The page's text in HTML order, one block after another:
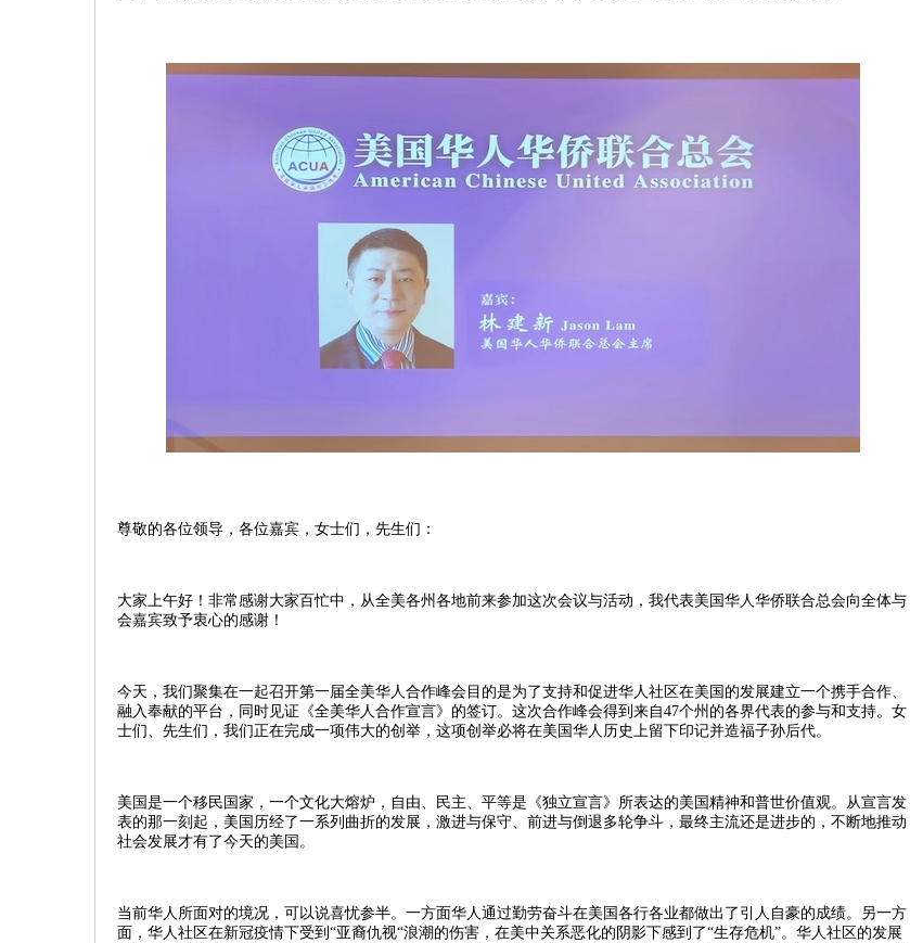
尊敬的各位领导，各位嘉宾，女士们，先生们：
大家上午好！非常感谢大家百忙中，从全美各州各地前来参加这次会议与活动，我代表美国华人华侨联合总会向全体与
会嘉宾致予衷心的感谢！
今天，我们聚集在一起召开第一届全美华人合作峰会目的是为了支持和促进华人社区在美国的发展建立一个携手合作、
融入奉献的平台，同时见证《全美华人合作宣言》的签订。这次合作峰会得到来自47个州的各界代表的参与和支持。女
士们、先生们，我们正在完成一项伟大的创举，这项创举必将在美国华人历史上留下印记并造福子孙后代。
美国是一个移民国家，一个文化大熔炉，自由、民主、平等是《独立宣言》所表达的美国精神和普世价值观。从宣言发
表的那一刻起，美国历经了一系列曲折的发展，激进与保守、前进与倒退多轮争斗，最终主流还是进步的，不断地推动
社会发展才有了今天的美国。
当前华人所面对的境况，可以说喜忧参半。一方面华人通过勤劳奋斗在美国各行各业都做出了引人自豪的成绩。另一方
面，华人社区在新冠疫情下受到 “亚裔仇视“浪潮的伤害，在美中关系恶化的阴影下感到了“生存危机”。华人社区的发展